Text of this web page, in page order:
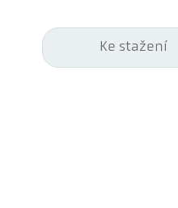
Ke stažení